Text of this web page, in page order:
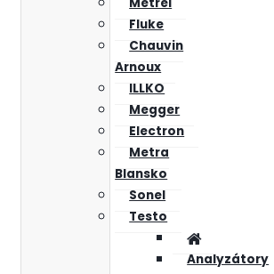
Metrel
Fluke
Chauvin
Arnoux
ILLKO
Megger
Electron
Metra
Blansko
Sonel
Testo
Analyzátory